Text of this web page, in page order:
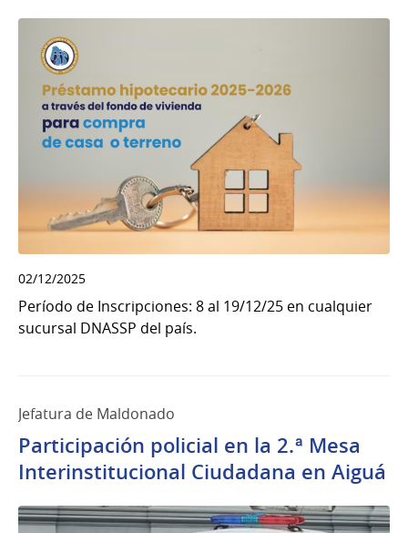
02/12/2025
Período de Inscripciones: 8 al 19/12/25 en cualquier
sucursal DNASSP del país.
Jefatura de Maldonado
Participación policial en la 2.ª Mesa
Interinstitucional Ciudadana en Aiguá